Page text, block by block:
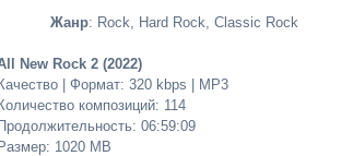
Жанр: Rock, Hard Rock, Classic Rock
New Rock 2 (2022)
Качество | Формат: 320 kbps | MP3
Количество композиций: 114
Продолжительность: 06:59:09
Размер: 1020 MB